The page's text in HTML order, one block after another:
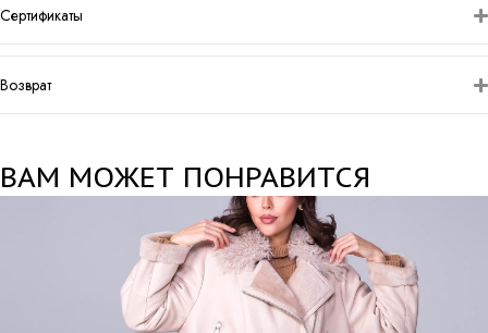
Сертификаты
Возврат
ВАМ МОЖЕТ ПОНРАВИТСЯ